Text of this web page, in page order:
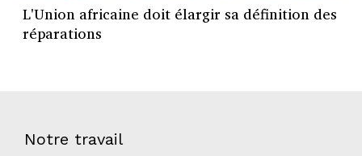
L'Union africaine doit élargir sa définition des
réparations
Notre travail